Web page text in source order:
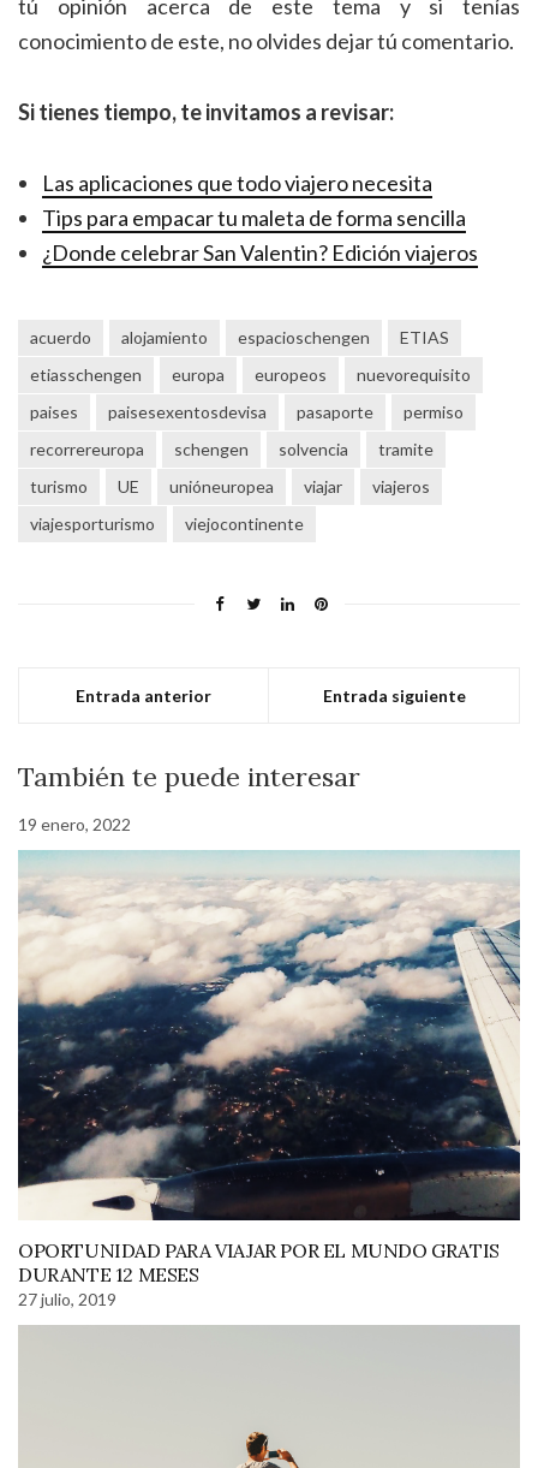
tú opinión acerca de este tema y si tenías
conocimiento de este, no olvides dejar tú comentario.
Si tienes tiempo, te invitamos a revisar:
Las aplicaciones que todo viajero necesita
Tips para empacar tu maleta de forma sencilla
¿Donde celebrar San Valentin? Edición viajeros
acuerdo alojamiento espacioschengen
ETIAS
etiasschengen
europa europeos
nuevorequisito
paises
paisesexentosdevisa pasaporte
permiso
recorrereuropa
schengen solvencia
tramite
turismo
UE unióneuropea viajar
viajeros
viajesporturismo
viejocontinente
Entrada anterior Entrada siguiente
También te puede interesar
19 enero, 2022
OPORTUNIDAD PARA VIAJAR POR EL MUNDO GRATIS
DURANTE 12 MESES
27 julio, 2019